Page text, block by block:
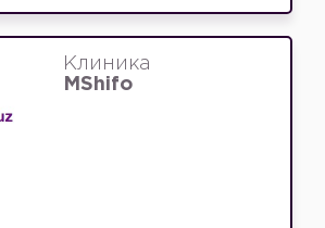
Клиника
MShifo